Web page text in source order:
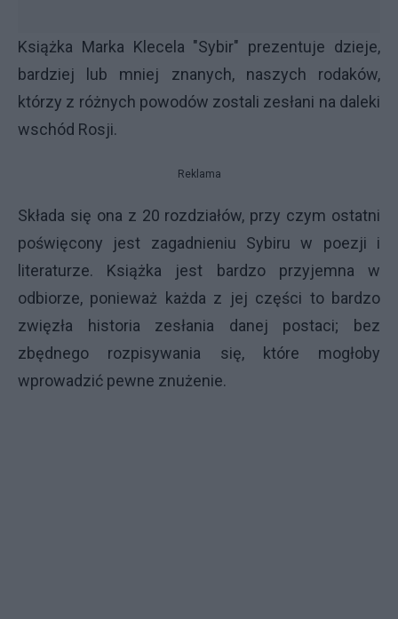
Książka Marka Klecela "Sybir" prezentuje dzieje,
bardziej lub mniej znanych, naszych rodaków,
którzy z różnych powodów zostali zesłani na daleki
wschód Rosji.
Reklama
Składa się ona z 20 rozdziałów, przy czym ostatni
poświęcony jest zagadnieniu Sybiru w poezji i
literaturze. Książka jest bardzo przyjemna w
odbiorze, ponieważ każda z jej części to bardzo
zwięzła historia zesłania danej postaci; bez
zbędnego rozpisywania się, które mogłoby
wprowadzić pewne znużenie.